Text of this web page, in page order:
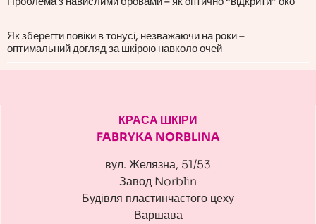
Як зберегти повіки в тонусі, незважаючи на роки –
оптимальний догляд за шкірою навколо очей
КРАСА ШКІРИ
FABRYKA NORBLINA
вул. Желязна, 51/53
Завод Norblin
Будівля пластинчастого цеху
Варшава